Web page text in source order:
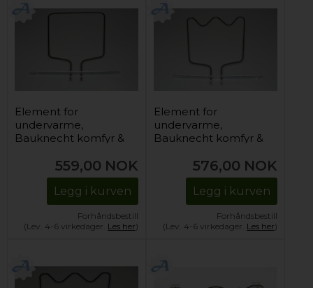
Element for
undervarme,
Bauknecht komfyr &
559,00 NOK
Legg i kurven
Forhåndsbestill
(Lev. 4-6 virkedager. Les her)
Element for
undervarme,
Bauknecht komfyr &
576,00 NOK
Legg i kurven
Forhåndsbestill
(Lev. 4-6 virkedager. Les her)